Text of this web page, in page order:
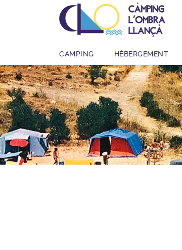
CAMPING HÉBERGEMENT